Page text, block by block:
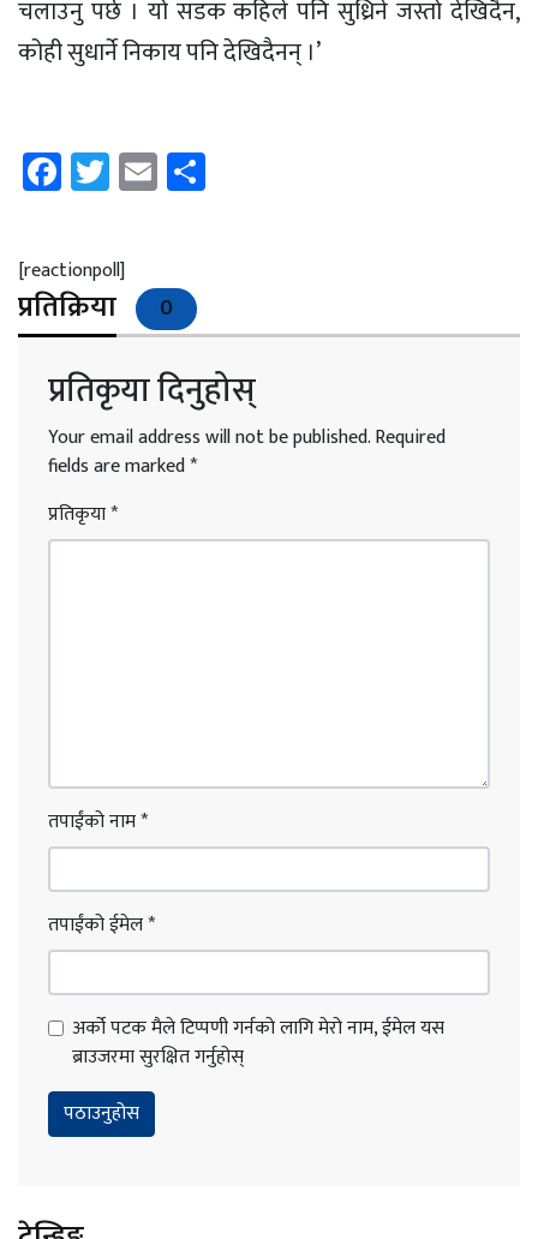
चलाउनु पर्छ । यो सडक कहिले पनि सुध्रिने जस्तो देखिदैन,
कोही सुधार्ने निकाय पनि देखिदैनन् ।’
Facebook
Twitter
Email
[reactionpoll]
प्रतिक्रिया 0
प्रतिकृया दिनुहोस्
Your email address will not be published.Required
fields are marked*
प्रतिकृया*
तपाईंको नाम*
तपाईंको ईमेल*
अर्को पटक मैले टिप्पणी गर्नको लागि मेरो नाम, ईमेल यस
ब्राउजरमा सुरक्षित गर्नुहोस्